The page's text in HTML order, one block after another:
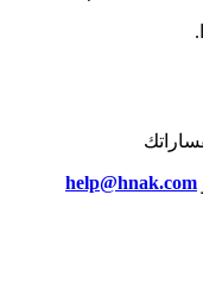
help@hnak.com